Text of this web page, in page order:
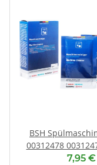
BSH
00312478
Ersatz für
7,95 €